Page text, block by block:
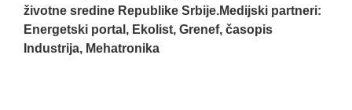
životne sredine Republike Srbije.Medijski partneri:
Energetski portal, Ekolist, Grenef, časopis
Industrija, Mehatronika